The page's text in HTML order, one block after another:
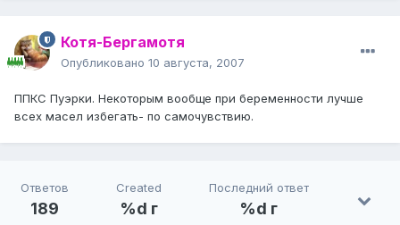
Котя-Бергамотя
Опубликовано 10 августа, 2007
ППКС Пуэрки. Некоторым вообще при беременности лучше
всех масел избегать- по самочувствию.
Ответов
189
Created
%d г
Последний ответ
%d г